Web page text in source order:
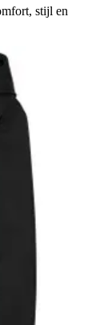
stijl en